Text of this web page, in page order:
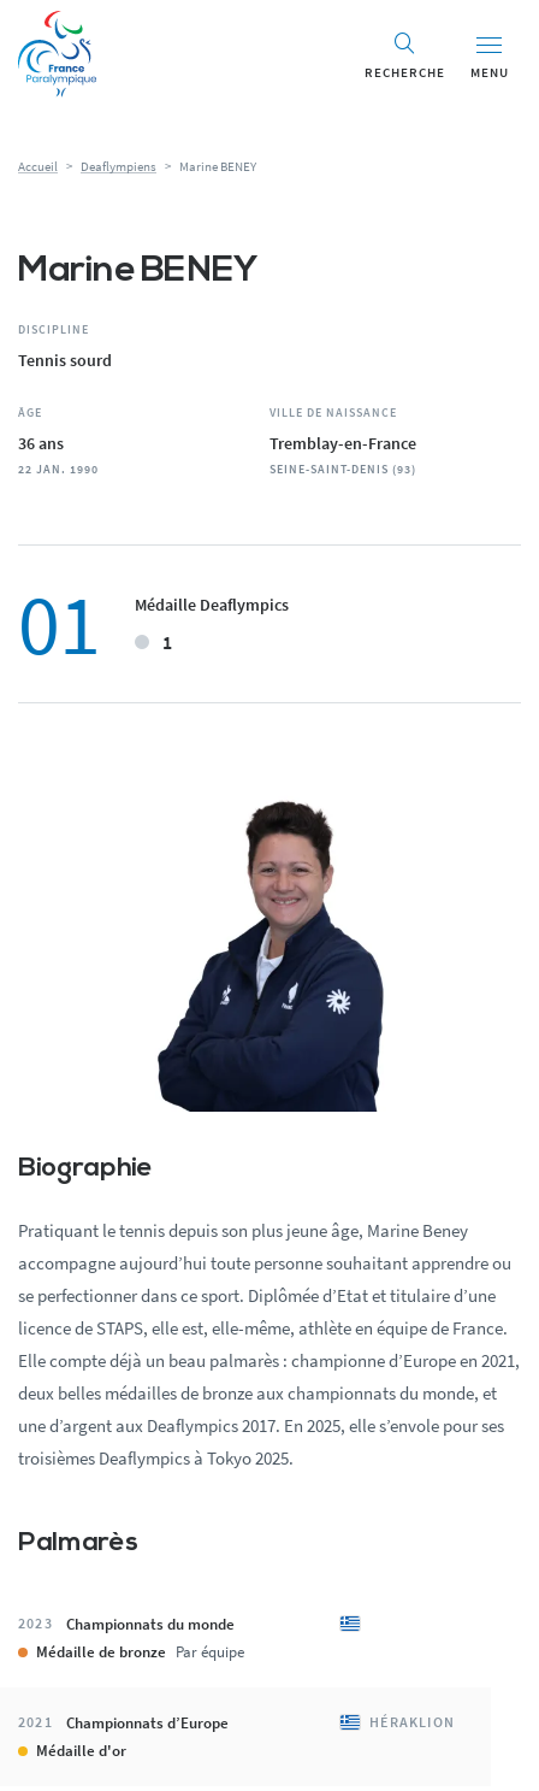
RECHERCHE MENU
Accueil > Deaflympiens > Marine BENEY
Marine BENEY
DISCIPLINE
Tennis sourd
ÂGE
36 ans
22 JAN. 1990
VILLE DE NAISSANCE
Tremblay-en-France
SEINE-SAINT-DENIS (93)
01 Médaille Deaflympics
1
Biographie
Pratiquant le tennis depuis son plus jeune âge, Marine Beney
accompagne aujourd’hui toute personne souhaitant apprendre ou
se perfectionner dans ce sport. Diplômée d’Etat et titulaire d’une
licence de STAPS, elle est, elle-même, athlète en équipe de France.
Elle compte déjà un beau palmarès : championne d’Europe en 2021,
deux belles médailles de bronze aux championnats du monde, et
une d’argent aux Deaflympics 2017. En 2025, elle s’envole pour ses
troisièmes Deaflympics à Tokyo 2025.
Palmarès
2023
Championnats du monde
Médaille de bronze Par équipe
2021 Championnats d’Europe HÉRAKLION
Médaille d'or
Panneau de gestion des cookies